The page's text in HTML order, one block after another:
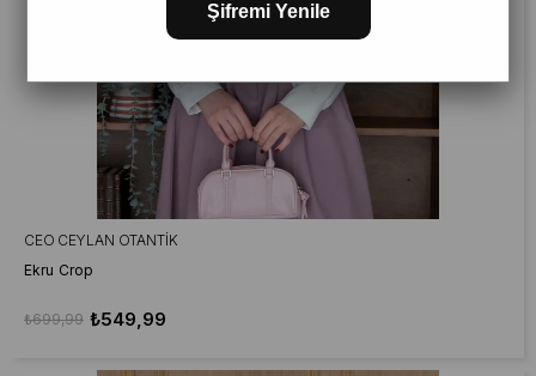
CEO CEYLAN OTANTIK
Ekru Crop
₺549,99
₺699,99
Şifremi Yenile